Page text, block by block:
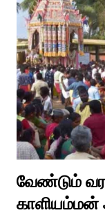
வேண்டும்
காளியம்மன்